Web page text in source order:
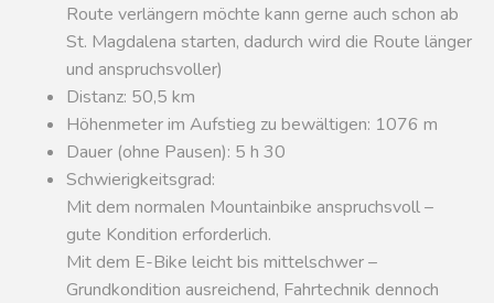
Route verlängern möchte kann gerne auch schon ab
St. Magdalena starten, dadurch wird die Route länger
und anspruchsvoller)
Distanz: 50,5 km
Höhenmeter im Aufstieg zu bewältigen: 1076 m
Dauer (ohne Pausen): 5 h 30
Schwierigkeitsgrad:
Mit dem normalen Mountainbike anspruchsvoll –
gute Kondition erforderlich.
Mit dem E-Bike leicht bis mittelschwer –
Grundkondition ausreichend, Fahrtechnik dennoch